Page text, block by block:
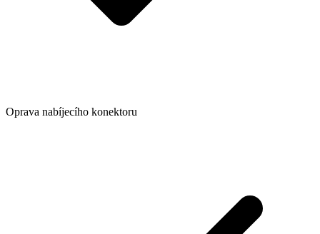
Oprava nabíjecího konektoru